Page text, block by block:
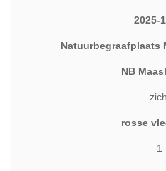
2025-
Natuurbegraafplaats
NB
rosse
1